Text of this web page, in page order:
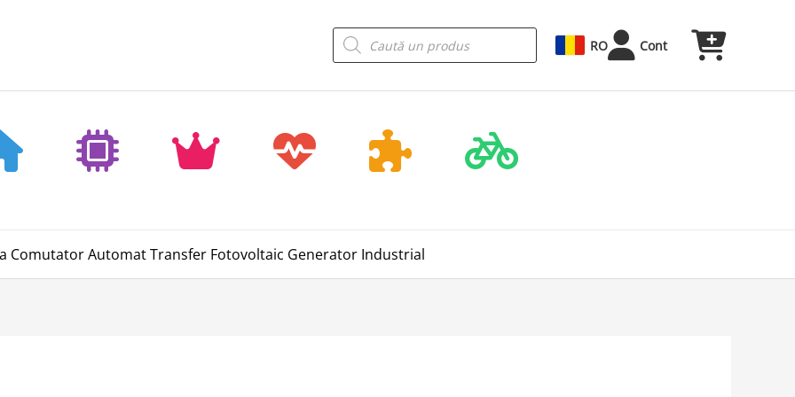
Products
search RO Cont
Comutator Automat Transfer Fotovoltaic Generator Industrial